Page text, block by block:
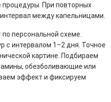
процедуры. При повторных
между капельницами.
персональной схеме.
с интервалом 1–2 дня. Точное
картине. Подбираем
обезболивающие или
эффект и фиксируем